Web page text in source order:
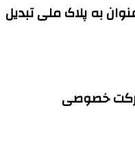
به پلاک ملی تبدیل